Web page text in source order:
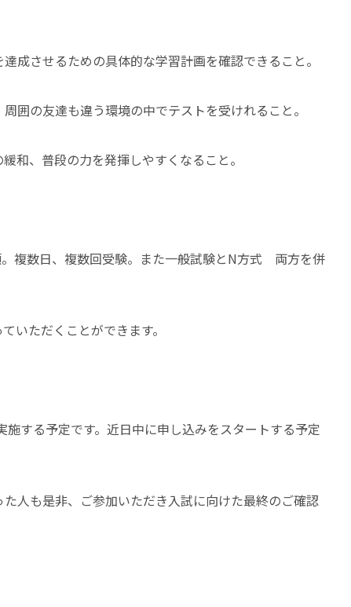
成させるための具体的な学習計画を確認できること。
囲の友達も違う環境の中でテストを受けれること。
和、普段の力を発揮しやすくなること。
複数日、複数回受験。また一般試験とN方式 両方を併
いただくことができます。
する予定です。近日中に申し込みをスタートする予定
人も是非、ご参加いただき入試に向けた最終のご確認